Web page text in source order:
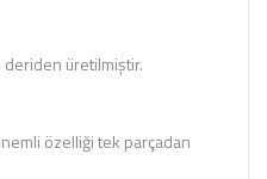
deriden üretilmiştir.
özelliği tek parçadan